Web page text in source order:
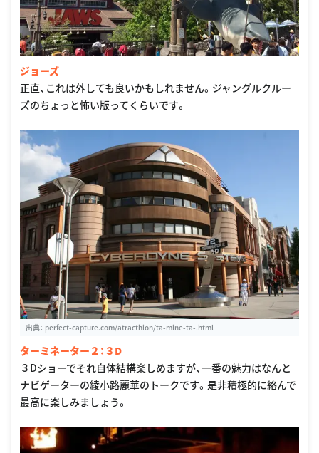
ジョーズ
正直、これは外しても良いかもしれません。ジャングルクルー
ズのちょっと怖い版ってくらいです。
出典： perfect-capture.com/atracthion/ta-mine-ta-.html
ターミネーター２：３D
３Dショーでそれ自体結構楽しめますが、一番の魅力はなんと
ナビゲーターの綾小路麗華のトークです。是非積極的に絡んで
最高に楽しみましょう。